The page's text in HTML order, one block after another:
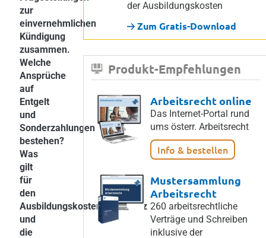
zur
einvernehmlichen
Kündigung
zusammen.
Welche
Ansprüche
auf
Entgelt
und
Sonderzahlungen
bestehen?
Was
gilt
für
den
Ausbildungskostenrückersatz
und
die
der Ausbildungskosten
Zum Gratis-Download
Produkt-Empfehlungen
Arbeitsrecht online
Das Internet-Portal rund
ums österr. Arbeitsrecht
Info & bestellen
Mustersammlung
Arbeitsrecht
260 arbeitsrechtliche
Verträge und Schreiben
inklusive der